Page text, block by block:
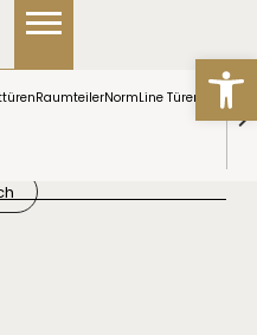
RaumteilerNormLine Türen Tenzo